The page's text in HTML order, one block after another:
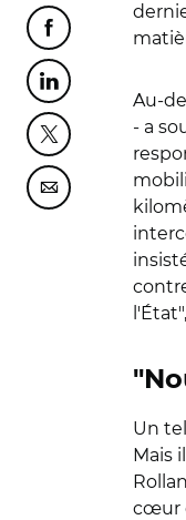
Partager cette
Partager cette
Partager cette
Partager cette
Au-
- a
Un
Mais
cœur